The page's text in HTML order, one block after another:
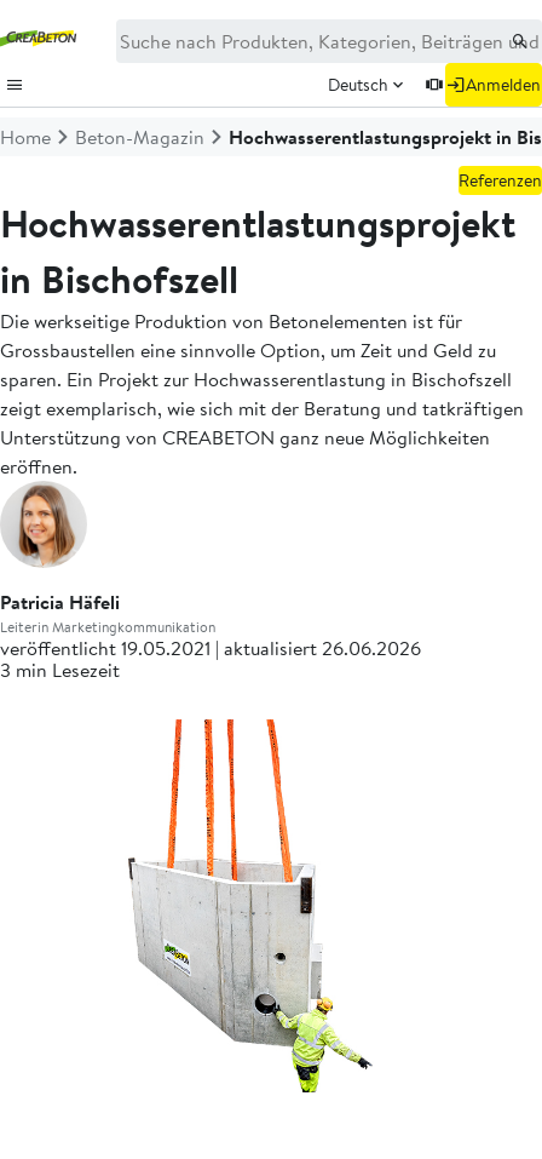
Deutsch Anmelden
Home Beton-Magazin Hochwasserentlastungs­projekt in
Referenzen
Hochwasserentlastungs­projekt
in Bischofszell
Die werkseitige Produktion von Betonelementen ist für
Grossbaustellen eine sinnvolle Option, um Zeit und Geld zu
sparen. Ein Projekt zur Hochwasserentlastung in Bischofszell
zeigt exemplarisch, wie sich mit der Beratung und tatkräftigen
Unterstützung von CREABETON ganz neue Möglichkeiten
eröffnen.
Patricia Häfeli
Leiterin Marketingkommunikation
veröffentlicht 19.05.2021 | aktualisiert 26.06.2026
3 min Lesezeit